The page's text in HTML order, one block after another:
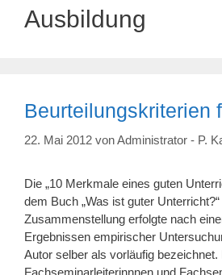
Ausbildung
Beurteilungskriterien
22. Mai 2012 vonAdministrator - P.
Die „10 Merkmale eines guten
dem Buch „Was ist guter
Zusammenstellung erfolgte nach
Ergebnissen empirischer
Autor selber als vorläufig bezeichnet.
Fachseminarleiterinnnen und